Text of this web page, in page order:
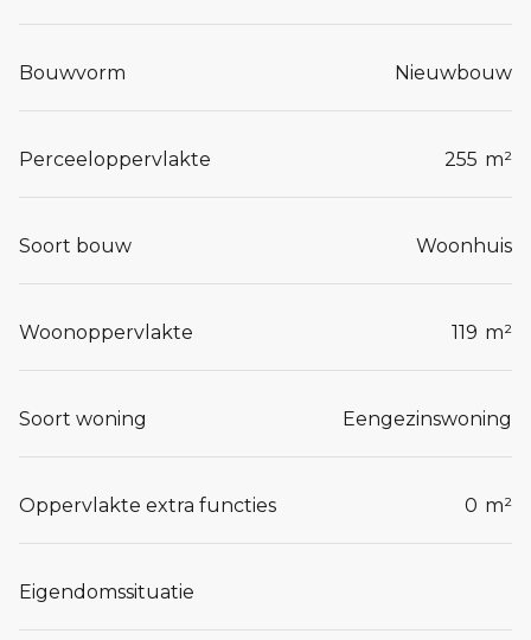
Bouwvorm Nieuwbouw
Perceeloppervlakte 255 m²
Soort bouw Woonhuis
Woonoppervlakte 119 m²
Soort woning Eengezinswoning
Oppervlakte extra functies 0 m²
Eigendomssituatie